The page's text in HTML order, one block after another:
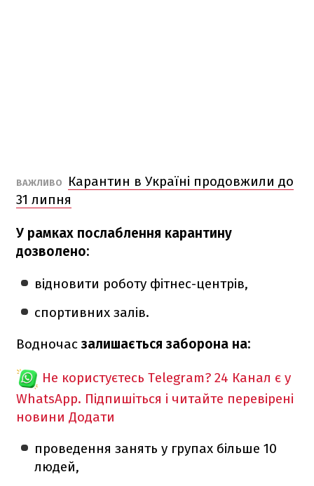
ВАЖЛИВО
Карантин в Україні продовжили до
31 липня
У рамках послаблення карантину
дозволено:
відновити роботу фітнес-центрів,
спортивних залів.
Водночасзалишається заборона на:
Не користуєтесь Telegram? 24 Канал є у
WhatsApp. Підпишіться і читайте перевірені
новини Додати
проведення занять у групах більше 10
людей,